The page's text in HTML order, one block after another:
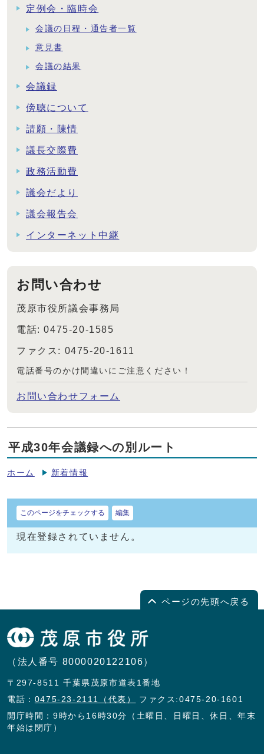
定例会・臨時会
会議の日程・通告者一覧
意見書
会議の結果
会議録
傍聴について
請願・陳情
議長交際費
政務活動費
議会だより
議会報告会
インターネット中継
お問い合わせ
茂原市役所議会事務局
電話: 0475-20-1585
ファクス: 0475-20-1611
電話番号のかけ間違いにご注意ください！
お問い合わせフォーム
平成30年会議録への別ルート
ホーム 新着情報
このページをチェックする 編集
現在登録されていません。
ページの先頭へ戻る
（法人番号 8000020122106）
〒297-8511 千葉県茂原市道表1番地
電話： 0475-23-2111（代表）
ファクス:0475-20-1601
開庁時間：9時から16時30分（土曜日、日曜日、休日、年末
年始は閉庁）